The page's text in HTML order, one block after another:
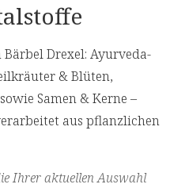
Drexel: Ayurveda-
& Blüten,
Samen & Kerne –
aus pflanzlichen
Ihrer aktuellen Auswahl